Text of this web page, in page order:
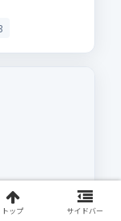
トップ サイドバー